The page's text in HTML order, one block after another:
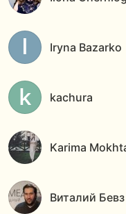
Iryna Bazarko
kachura
Karima
Виталий Бевз